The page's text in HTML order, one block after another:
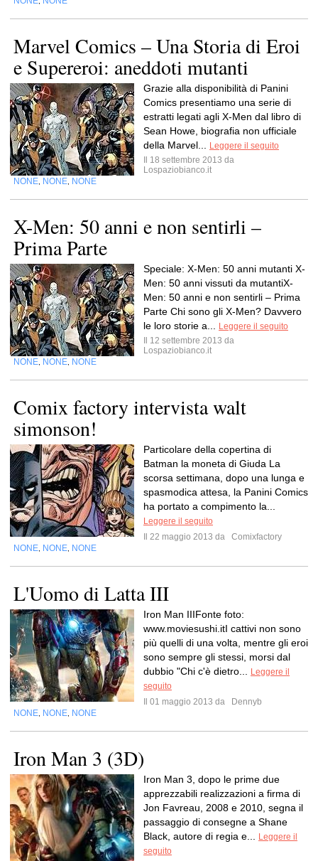
Marvel Comics – Una Storia di Eroi
e Supereroi: aneddoti mutanti
Grazie alla disponibilità di Panini
Comics presentiamo una serie di
estratti legati agli X-Men dal libro di
Sean Howe, biografia non ufficiale
della Marvel...
Leggere il seguito
Il 18 settembre 2013 da
Lospaziobianco.it
NONE NONE NONE
X-Men: 50 anni e non sentirli –
Prima Parte
Speciale: X-Men: 50 anni mutanti X-
Men: 50 anni vissuti da mutantiX-
Men: 50 anni e non sentirli – Prima
Parte Chi sono gli X-Men? Davvero
le loro storie a...
Leggere il seguito
Il 12 settembre 2013 da
Lospaziobianco.it
NONE NONE NONE
Comix factory intervista walt
simonson!
Particolare della copertina di
Batman la moneta di Giuda La
scorsa settimana, dopo una lunga e
spasmodica attesa, la Panini Comics
ha portato a compimento la...
Leggere il seguito
Il 22 maggio 2013 da
Comixfactory
NONE NONE NONE
L'Uomo di Latta III
Iron Man IIIFonte foto:
www.moviesushi.itI cattivi non sono
più quelli di una volta, mentre gli eroi
sono sempre gli stessi, morsi dal
dubbio "Chi c'è dietro...
Leggere il
seguito
Il 01 maggio 2013 da
Dennyb
NONE NONE NONE
Iron Man 3 (3D)
Iron Man 3, dopo le prime due
apprezzabili realizzazioni a firma di
Jon Favreau, 2008 e 2010, segna il
passaggio di consegne a Shane
Black, autore di regia e...
Leggere il
seguito